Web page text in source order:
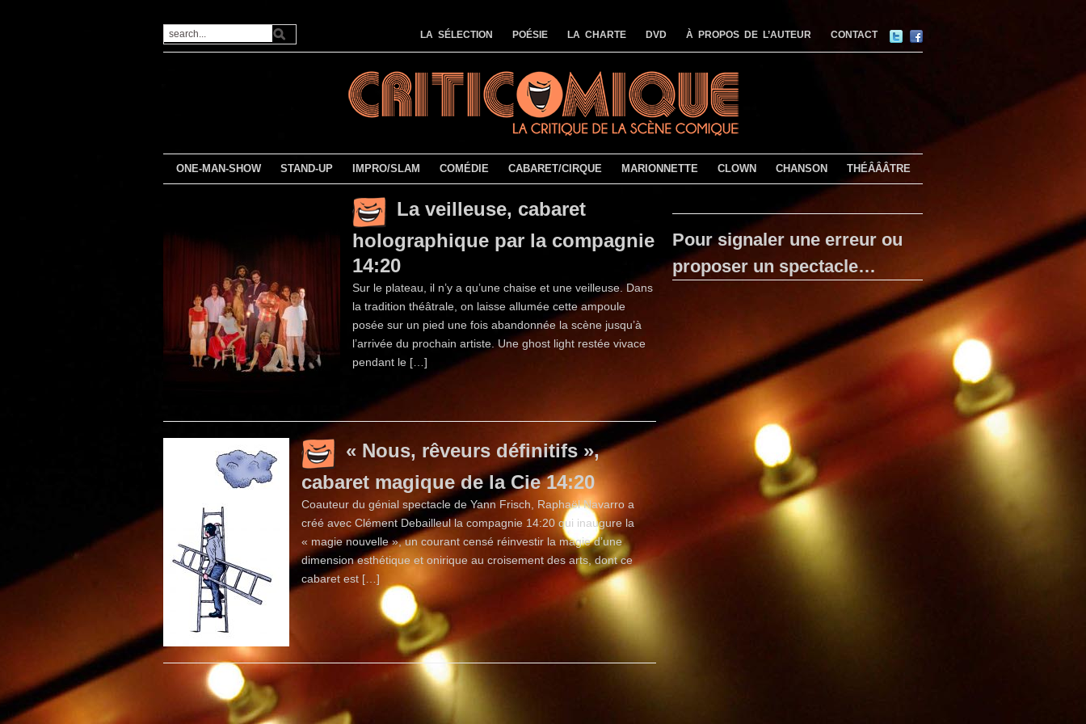
LA SÉLECTION POÉSIE LA CHARTE DVD À PROPOS DE L’AUTEUR CONTACT
ONE-MAN-SHOW STAND-UP IMPRO/SLAM COMÉDIE CABARET/CIRQUE MARIONNETTE CLOWN CHANSON THÉÂÂÂTRE
La veilleuse, cabaret
holographique par la compagnie
14:20
Sur le plateau, il n’y a qu’une chaise et une veilleuse. Dans
la tradition théâtrale, on laisse allumée cette ampoule
posée sur un pied une fois abandonnée la scène jusqu’à
l’arrivée du prochain artiste. Une ghost light restée vivace
pendant le […]
« Nous, rêveurs définitifs »,
cabaret magique de la Cie 14:20
Coauteur du génial spectacle de Yann Frisch, Raphaël Navarro a
créé avec Clément Debailleul la compagnie 14:20 qui inaugure la
« magie nouvelle », un courant censé réinvestir la magie d’une
dimension esthétique et onirique au croisement des arts, dont ce
cabaret est […]
Pour signaler une erreur ou
proposer un spectacle…